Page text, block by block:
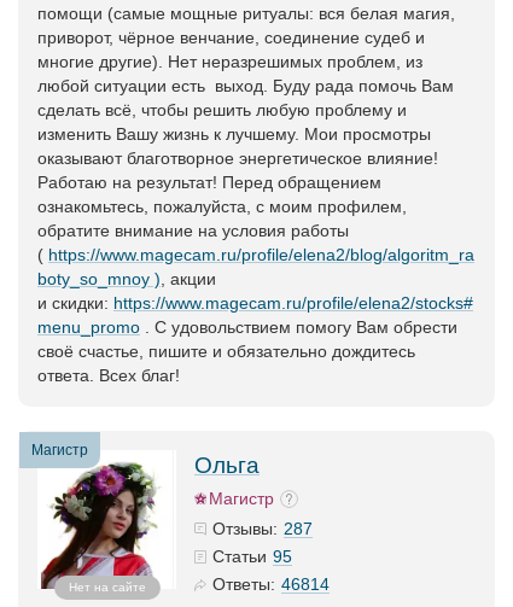
помощи (самые мощные ритуалы: вся белая магия,
приворот, чёрное венчание, соединение судеб и
многие другие). Нет неразрешимых проблем, из
любой ситуации есть выход. Буду рада помочь Вам
сделать всё, чтобы решить любую проблему и
изменить Вашу жизнь к лучшему. Мои просмотры
оказывают благотворное энергетическое влияние!
Работаю на результат! Перед обращением
ознакомьтесь, пожалуйста, с моим профилем,
обратите внимание на условия работы
( https://www.magecam.ru/profile/elena2/blog/algoritm_ra
boty_so_mnoy ) , акции
и скидки: https://www.magecam.ru/profile/elena2/stocks#
menu_promo . С удовольствием помогу Вам обрести
своё счастье, пишите и обязательно дождитесь
ответа. Всех благ!
Магистр
Нет на сайте
Ольга
Магистр
Отзывы: 287
Статьи 95
Ответы: 46814